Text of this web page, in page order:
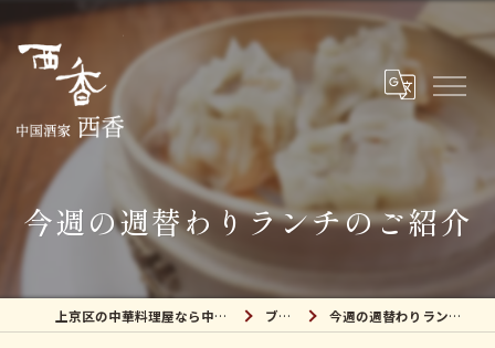
今週の週替わりランチのご紹介
上京区の中華料理屋なら中国酒家 西香 ブログ 今週の週替わりランチのご紹介